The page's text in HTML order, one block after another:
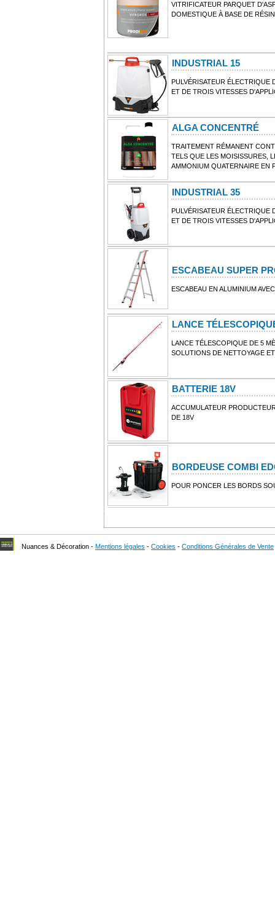
VITRIFICATEUR PARQUET
DOMESTIQUE À BASE DE
INDUSTRIAL 15
PULVÉRISATEUR ÉLECTRIQUE
ET DE TROIS VITESSES
ALGA CONCENTRÉ
TRAITEMENT RÉMANENT
TELS QUE LES MOISISSURES,
AMMONIUM QUATERNAIRE EN
INDUSTRIAL 35
PULVÉRISATEUR ÉLECTRIQUE
ET DE TROIS VITESSES
ESCABEAU SUPER
ESCABEAU EN ALUMINIUM
LANCE
LANCE TÉLESCOPIQUE DE 5
SOLUTIONS DE NETTOYAGE
BATTERIE 18V
ACCUMULATEUR
DE 18V
BORDEUSE COMBI
POUR PONCER LES BORDS
Nuances & Décoration - Mentions légales - Cookies - Conditions Générales de Vente